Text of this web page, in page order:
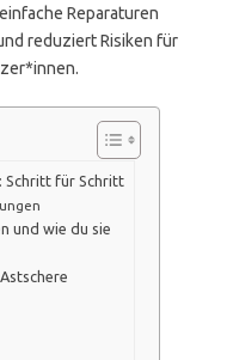
Reparaturen
reduziert Risiken für
Schritt für Schritt
und wie du sie